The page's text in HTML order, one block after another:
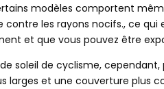
modèles comportent
contre les rayons nocifs., ce
et que vous pouvez être
soleil de cyclisme,
larges et une couverture plus